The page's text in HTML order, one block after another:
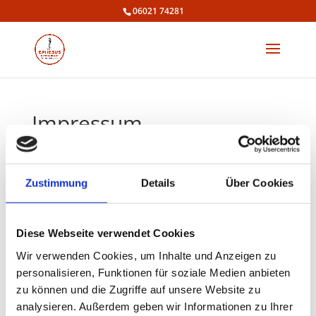
Zustimmung Details Über Cookies
Diese Webseite verwendet Cookies
Wir verwenden Cookies, um Inhalte und Anzeigen zu
personalisieren, Funktionen für soziale Medien anbieten
zu können und die Zugriffe auf unsere Website zu
analysieren. Außerdem geben wir Informationen zu Ihrer
06021 74281
Impressum
Angaben gemäß § 5 TMG
Ephesus Mainaschaff
Bahnhofstr. 74
Kontakt
Telefon: 06021 74281
E-Mail: haruncelikli@arcor.de